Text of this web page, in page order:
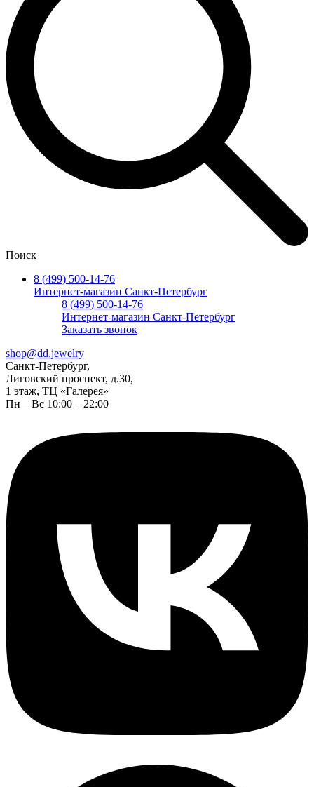
Поиск
8 (499) 500-14-76
Интернет-магазин Санкт-Петербург
8 (499) 500-14-76
Интернет-магазин Санкт-Петербург
Заказать звонок
shop@dd.jewelry
Санкт-Петербург,
Лиговский проспект, д.30,
1 этаж, ТЦ «Галерея»
Пн—Вс 10:00 – 22:00